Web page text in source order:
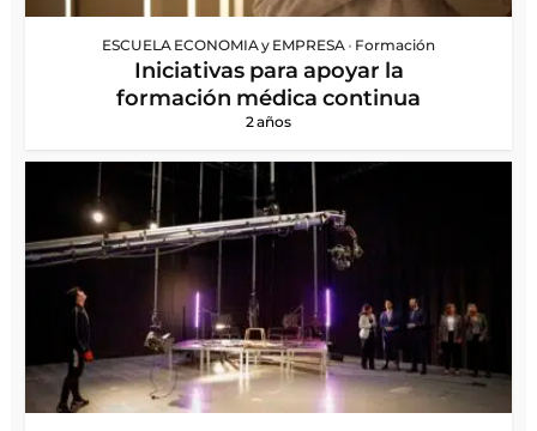
ESCUELA ECONOMIA y EMPRESA • Formación
Iniciativas para apoyar la
formación médica continua
2 años